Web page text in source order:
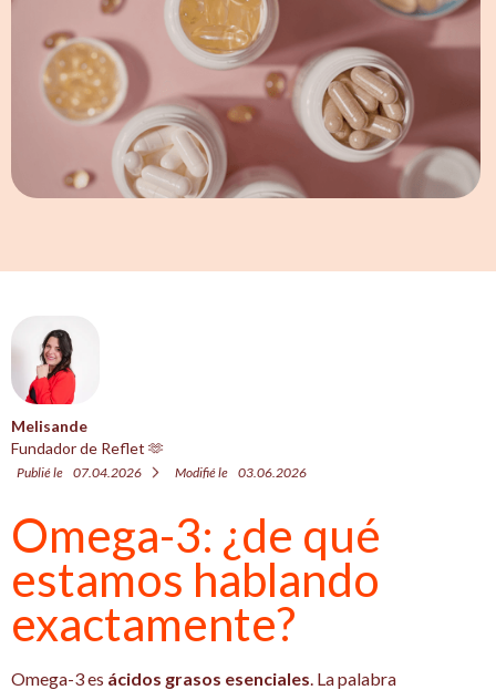
Melisande
Fundador de Reflet 🫶
Publié le 07.04.2026 Modifié le 03.06.2026
Omega-3: ¿de qué
estamos hablando
exactamente?
Omega-3 es ácidos grasos esenciales . La palabra